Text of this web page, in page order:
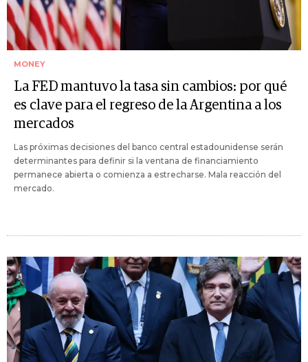
MONEY
La FED mantuvo la tasa sin cambios: por qué
es clave para el regreso de la Argentina a los
mercados
Las próximas decisiones del banco central estadounidense serán
determinantes para definir si la ventana de financiamiento
permanece abierta o comienza a estrecharse. Mala reacción del
mercado.